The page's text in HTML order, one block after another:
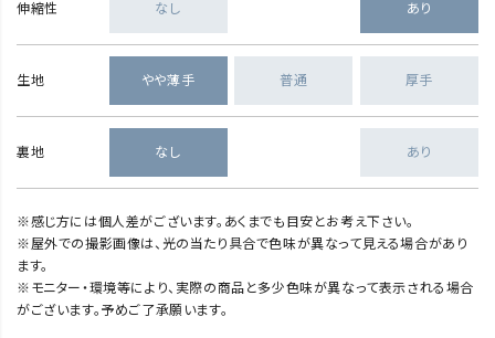
伸縮性 なし あり
生地 やや薄手 普通 厚手
裏地 なし あり
※感じ方には個人差がございます。あくまでも目安とお考え下さい。
※屋外での撮影画像は、光の当たり具合で色味が異なって見える場合があり
ます。
※モニター・環境等により、実際の商品と多少色味が異なって表示される場合
がございます。予めご了承願います。